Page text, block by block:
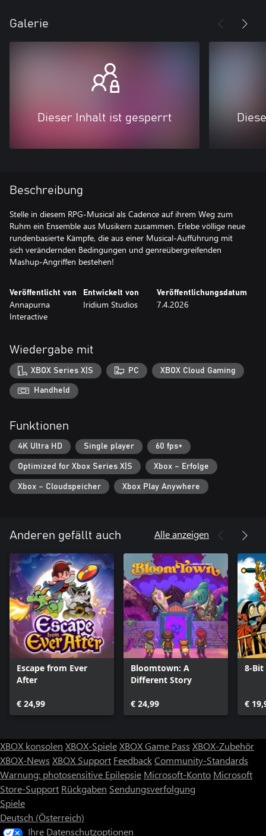
Galerie
Dieser Inhalt ist gesperrt
Beschreibung
Stelle in diesem RPG-Musical als Cadence auf ihrem Weg zum
Ruhm ein Ensemble aus Musikern zusammen. Erlebe völlige neue
rundenbasierte Kämpfe, die aus einer Musical-Aufführung mit
sich verändernden Bedingungen und genreübergreifenden
Mashup-Angriffen bestehen!
Veröffentlicht von
Annapurna
Interactive
Entwickelt von
Iridium Studios
Veröffentlichungsdatum
7.4.2026
Wiedergabe mit
XBOX Series X|S PC XBOX Cloud Gaming
Handheld
Funktionen
4K Ultra HD Single player 60 fps+
Optimized for Xbox Series X|S Xbox – Erfolge
Xbox – Cloudspeicher Xbox Play Anywhere
Anderen gefällt auch Alle anzeigen
Escape from Ever
After
€ 24,99
Bloomtown: A
Different Story
€ 24,99
8-Bit
€
XBOX konsolen XBOX-SpieleXBOX Game Pass XBOX-Zubehör
XBOX-News XBOX Support FeedbackCommunity-Standards
Warnung: photosensitive Epilepsie Microsoft-Konto Microsoft
Store-Support Rückgaben Sendungsverfolgung
Spiele
Deutsch (Österreich)
Ihre Datenschutzoptionen